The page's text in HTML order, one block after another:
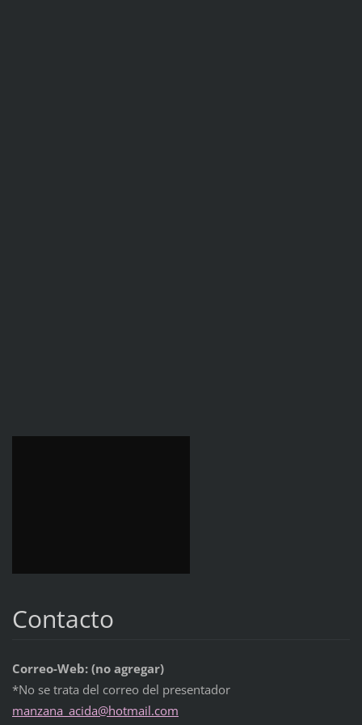
Contacto
Correo-Web: (no agregar)
*No se trata del correo del presentador
manzana_ acida@hotmail.com